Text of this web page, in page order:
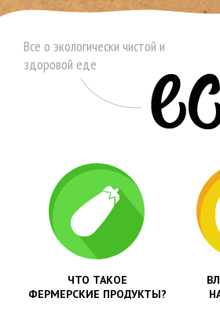
Все о экологически чистой и
здоровой еде
ЧТО ТАКОЕ
ФЕРМЕРСКИЕ ПРОДУКТЫ?